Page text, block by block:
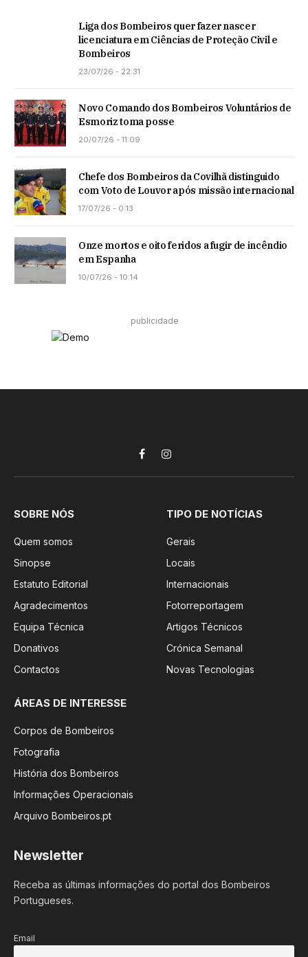
Liga dos Bombeiros quer fazer nascer
licenciatura em Ciências de Proteção Civil e
Bombeiros
23/07/26 - 22:31
Novo Comando dos Bombeiros Voluntários de
Esmoriz toma posse
20/07/26 - 11:09
Chefe dos Bombeiros da Covilhã distinguido
com Voto de Louvor após missão internacional
17/07/26 - 0:13
Onze mortos e oito feridos a fugir de incêndio
em Espanha
10/07/26 - 10:14
publicidade
FacebookInstagram
SOBRE NÓS
Quem somos
Sinopse
Estatuto Editorial
Agradecimentos
Equipa Técnica
Donativos
Contactos
TIPO DE NOTÍCIAS
Gerais
Locais
Internacionais
Fotorreportagem
Artigos Técnicos
Crónica Semanal
Novas Tecnologias
ÁREAS DE INTERESSE
Corpos de Bombeiros
Fotografia
História dos Bombeiros
Informações Operacionais
Arquivo Bombeiros.pt
Newsletter
Receba as últimas informações do portal dos Bombeiros
Portugueses.
Email